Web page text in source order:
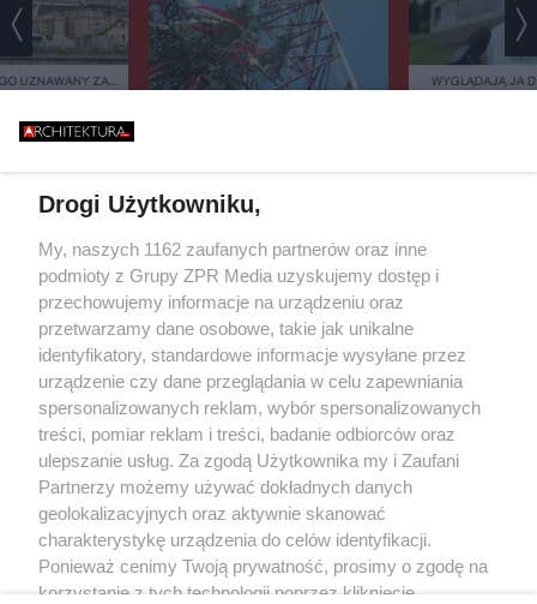
UZNAWANY ZA
BURZY?
WYGLĄDAJĄ JA
Żaden utwór zamieszczony w serwisie nie może być powielany i
rozpowszechniany lub dalej rozpowszechniany w jakikolwiek sposób (w
tym także elektroniczny lub mechaniczny) na jakimkolwiek polu
eksploatacji w jakiejkolwiek formie, włącznie z umieszczaniem w
Internecie bez pisemnej zgody właściciela praw. Jakiekolwiek użycie lub
wykorzystanie utworów w całości lub w części z naruszeniem prawa, tzn.
bez właściwej zgody, jest zabronione pod groźbą kary i może być ścigane
prawnie.
O nas
Informacje prawne
Drogi Użytkowniku,
My, naszych 1162 zaufanych partnerów oraz inne
podmioty z Grupy ZPR Media uzyskujemy dostęp i
przechowujemy informacje na urządzeniu oraz
przetwarzamy dane osobowe, takie jak unikalne
identyfikatory, standardowe informacje wysyłane przez
urządzenie czy dane przeglądania w celu zapewniania
spersonalizowanych reklam, wybór spersonalizowanych
treści, pomiar reklam i treści, badanie odbiorców oraz
ulepszanie usług. Za zgodą Użytkownika my i Zaufani
Partnerzy możemy używać dokładnych danych
geolokalizacyjnych oraz aktywnie skanować
charakterystykę urządzenia do celów identyfikacji.
Ponieważ cenimy Twoją prywatność, prosimy o zgodę na
korzystanie z tych technologii poprzez kliknięcie